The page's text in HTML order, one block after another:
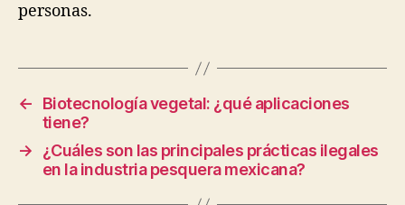
personas.
←
Biotecnología vegetal: ¿qué aplicaciones
tiene?
→
¿Cuáles son las principales prácticas ilegales
en la industria pesquera mexicana?